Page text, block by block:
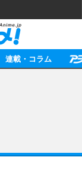
連載・コラム